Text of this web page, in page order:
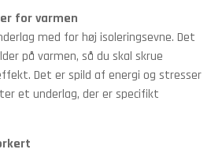
for varmen
med for høj isoleringsevne. Det
på varmen, så du skal skrue
Det er spild af energi og stresser
et underlag, der er specifikt